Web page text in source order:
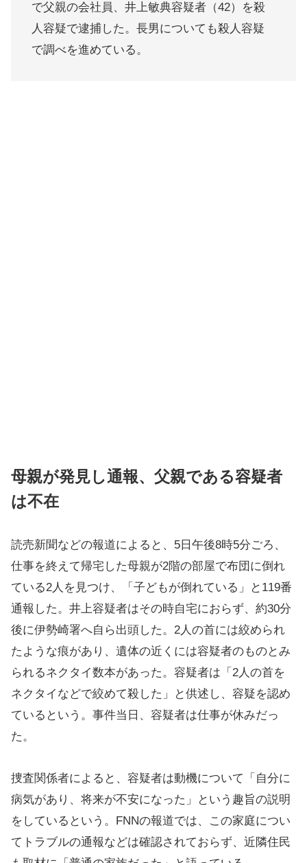
で父親の会社員、井上敏典容疑者（42）を殺
人容疑で逮捕した。長男についても殺人容疑
で調べを進めている。
母親が発見し通報、父親である容疑者
は不在
読売新聞などの報道によると、5日午後8時5分ごろ、
仕事を終えて帰宅した母親が2階の部屋で布団に倒れ
ている2人を見つけ、「子どもが倒れている」と119番
通報した。井上容疑者はその時自宅におらず、約30分
後に伊勢崎署へ自ら出頭した。2人の首には絞められ
たような痕があり、遺体の近くには容疑者のものとみ
られるネクタイ数本があった。容疑者は「2人の首を
ネクタイなどで絞めて殺した」と供述し、容疑を認め
ているという。事件当日、容疑者は仕事が休みだっ
た。
捜査関係者によると、容疑者は動機について「自分に
病気があり、将来が不安になった」という趣旨の説明
をしているという。FNNの報道では、この家庭につい
てトラブルの通報などは確認されておらず、近隣住民